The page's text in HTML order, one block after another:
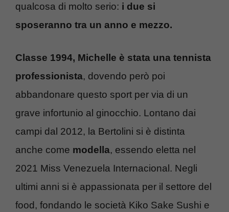
qualcosa di molto serio: i due si
sposeranno tra un anno e mezzo.
Classe 1994, Michelle è stata una tennista
professionista, dovendo però poi
abbandonare questo sport per via di un
grave infortunio al ginocchio. Lontano dai
campi dal 2012, la Bertolini si è distinta
anche come modella, essendo eletta nel
2021 Miss Venezuela Internacional. Negli
ultimi anni si è appassionata per il settore del
food, fondando le società Kiko Sake Sushi e